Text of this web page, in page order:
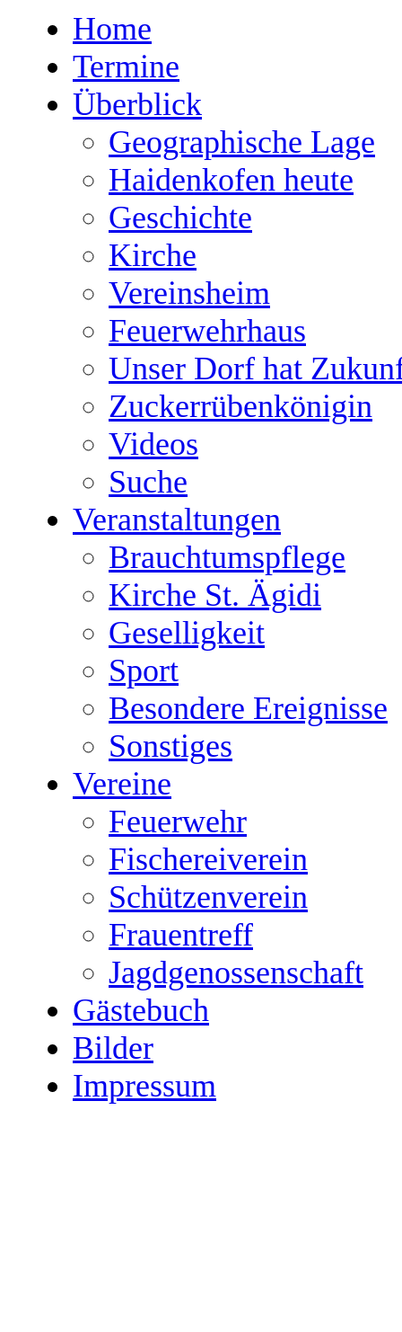
Home
Termine
Überblick
Geographische Lage
Haidenkofen heute
Geschichte
Kirche
Vereinsheim
Feuerwehrhaus
Unser Dorf hat
Zuckerrübenkönigin
Videos
Suche
Veranstaltungen
Brauchtumspflege
Kirche St. Ägidi
Geselligkeit
Sport
Besondere Ereignisse
Sonstiges
Vereine
Feuerwehr
Fischereiverein
Schützenverein
Frauentreff
Jagdgenossenschaft
Gästebuch
Bilder
Impressum